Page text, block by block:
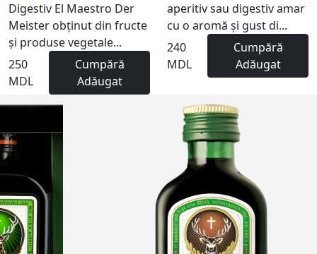
Digestiv El Maestro Der
Meister obținut din fructe
și produse vegetale...
250
MDL
Cumpără
Adăugat
aperitiv sau digestiv amar
cu o aromă și gust di...
240
MDL
Cumpără
Adăugat
Nu este